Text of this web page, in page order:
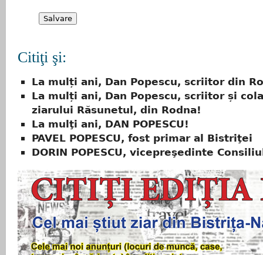
Citiţi şi:
La mulți ani, Dan Popescu, scriitor din
La mulți ani, Dan Popescu, scriitor și
ziarului Răsunetul, din Rodna!
La mulţi ani, DAN POPESCU!
PAVEL POPESCU, fost primar al Bistriţei
DORIN POPESCU, vicepreşedinte